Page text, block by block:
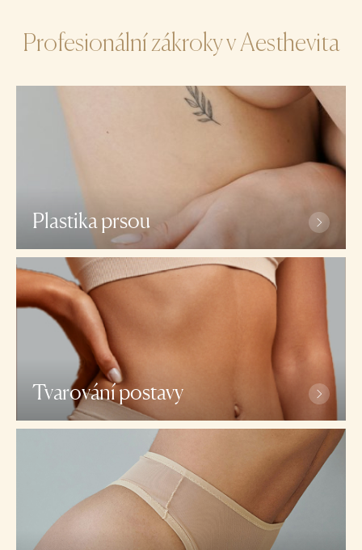
Profesionální zákroky v Aesthevita
Plastika prsou
Zvětšení prsou metodou MIA Femtech™
Modelace prsou (Autoaugmentace, Breast lift)
Zvětšení prsou bez klasické operace MIA
Femtech™ a Preservé™
Zvětšení prsou implantáty
Tvarování postavy
Abdominoplastika
Body lift: Lifting paží, stehen, hýždí, břicha a
dalších partií
Hi-Def liposukce s reálnou augmentací svalů